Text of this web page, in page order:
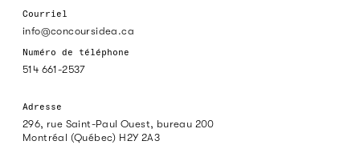
Courriel
info@concoursidea.ca
Numéro de téléphone
514 661-2537
Adresse
296, rue Saint-Paul Ouest, bureau 200
Montréal (Québec) H2Y 2A3